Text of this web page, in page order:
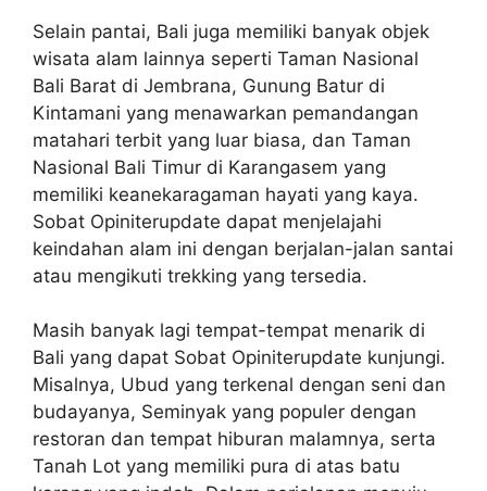
Selain pantai, Bali juga memiliki banyak objek
wisata alam lainnya seperti Taman Nasional
Bali Barat di Jembrana, Gunung Batur di
Kintamani yang menawarkan pemandangan
matahari terbit yang luar biasa, dan Taman
Nasional Bali Timur di Karangasem yang
memiliki keanekaragaman hayati yang kaya.
Sobat Opiniterupdate dapat menjelajahi
keindahan alam ini dengan berjalan-jalan santai
atau mengikuti trekking yang tersedia.
Masih banyak lagi tempat-tempat menarik di
Bali yang dapat Sobat Opiniterupdate kunjungi.
Misalnya, Ubud yang terkenal dengan seni dan
budayanya, Seminyak yang populer dengan
restoran dan tempat hiburan malamnya, serta
Tanah Lot yang memiliki pura di atas batu